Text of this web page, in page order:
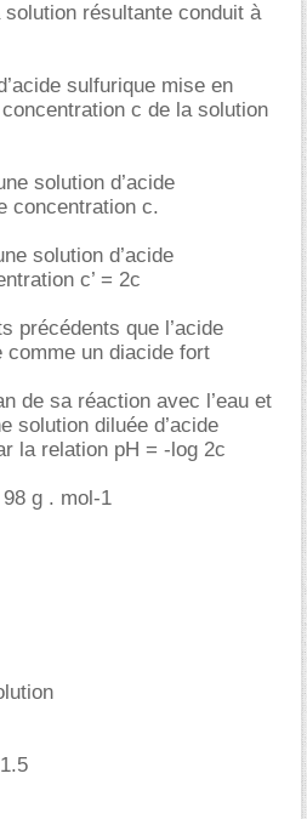
résultante conduit à
sulfurique mise en
c de la solution
solution d’acide
concentration c.
solution d’acide
c’ = 2c
précédents que l’acide
un diacide fort
de sa réaction avec l’eau et
solution diluée d’acide
la relation pH = -log 2c
g . mol-1